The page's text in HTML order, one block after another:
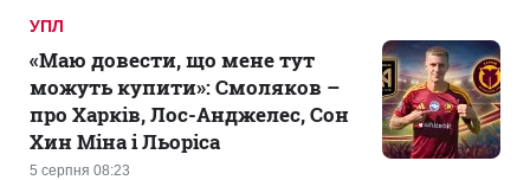
УПЛ
5 серпня 08:23
«Маю довести, що мене тут
можуть купити»: Смоляков –
про Харків, Лос-Анджелес, Сон
Хин Міна і Льоріса